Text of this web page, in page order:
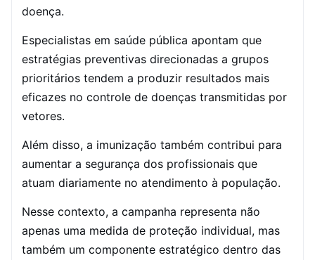
doença.
Especialistas em saúde pública apontam que
estratégias preventivas direcionadas a grupos
prioritários tendem a produzir resultados mais
eficazes no controle de doenças transmitidas por
vetores.
Além disso, a imunização também contribui para
aumentar a segurança dos profissionais que
atuam diariamente no atendimento à população.
Nesse contexto, a campanha representa não
apenas uma medida de proteção individual, mas
também um componente estratégico dentro das